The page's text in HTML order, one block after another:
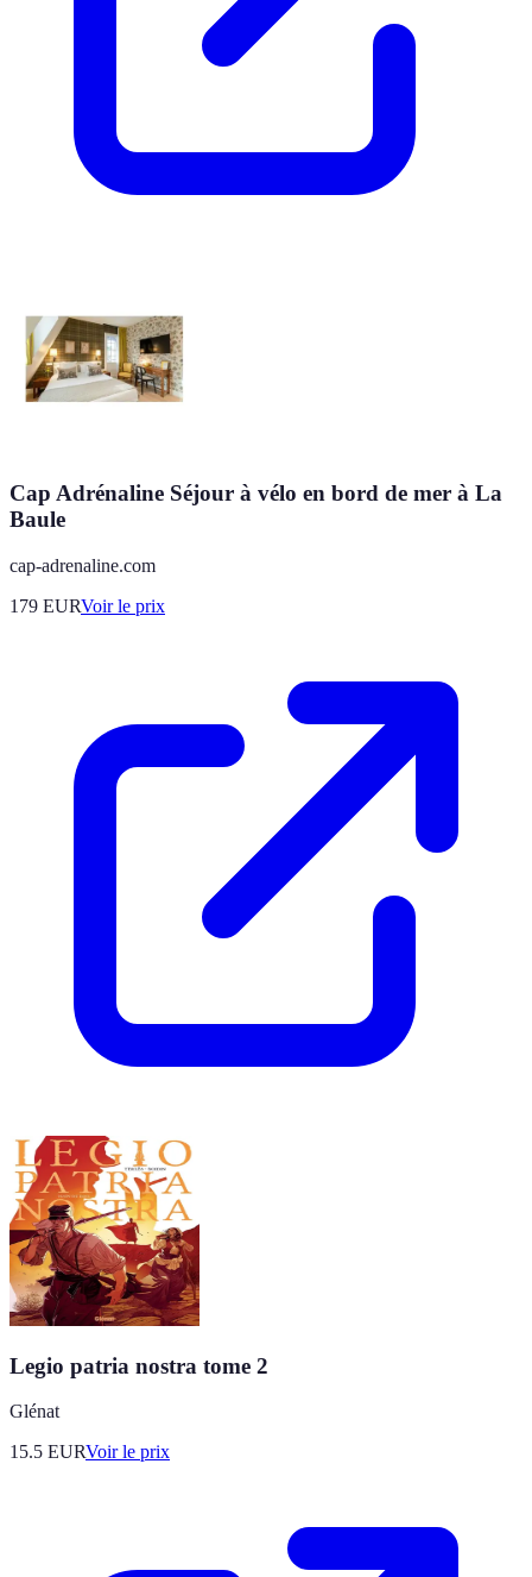
Cap Adrénaline Séjour à vélo en bord de mer à La
Baule
cap-adrenaline.com
179 EURVoir le prix
Legio patria nostra tome 2
Glénat
15.5 EURVoir le prix